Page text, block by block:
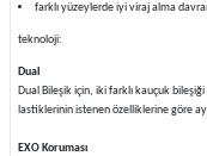
farklı yüzeylerde iyi viraj alma
teknoloji:
Dual
Dual Bileşik için, iki farklı kauçuk
lastiklerinin istenen özelliklerine göre
EXO Koruması